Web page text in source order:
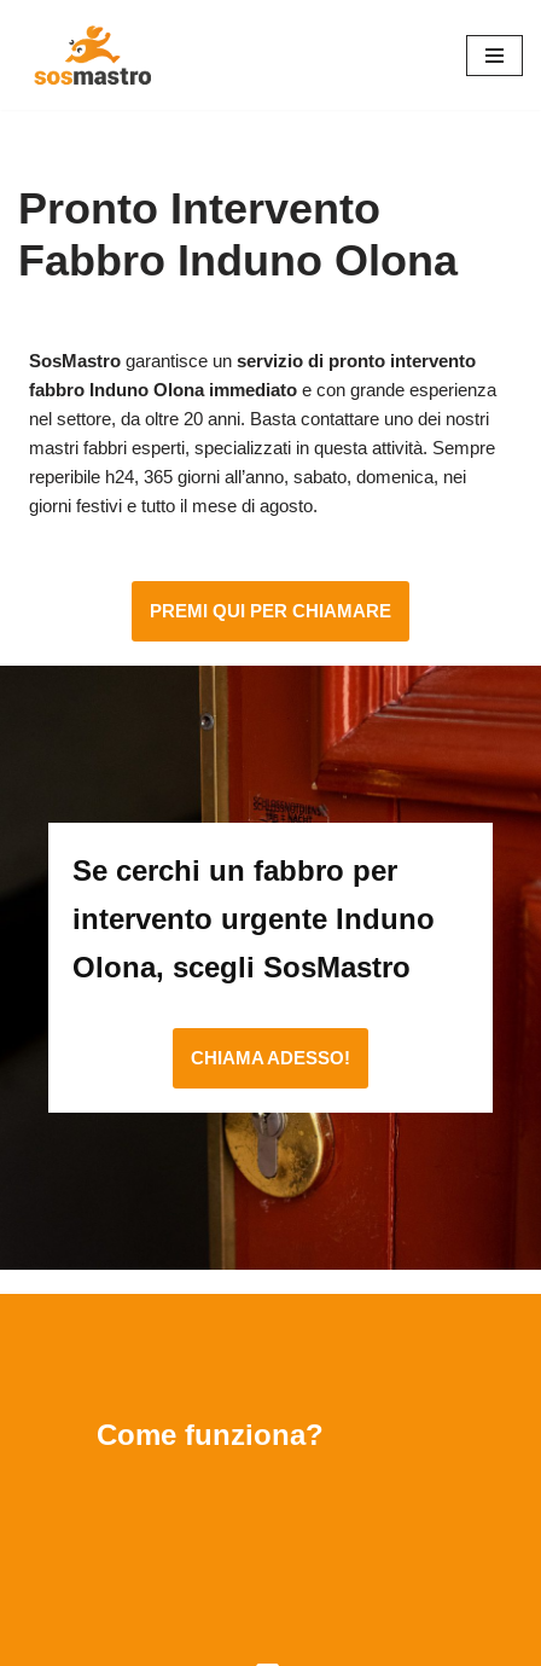
Pronto Intervento
Fabbro Induno Olona
SosMastro garantisce unservizio di pronto intervento
fabbro Induno Olona immediato e con grande esperienza
nel settore, da oltre 20 anni. Basta contattare uno dei nostri
mastri fabbri esperti, specializzati in questa attività. Sempre
reperibile h24, 365 giorni all’anno, sabato, domenica, nei
giorni festivi e tutto il mese di agosto.
PREMI QUI PER CHIAMARE
Se cerchi un fabbro per
intervento urgente Induno
Olona, scegli SosMastro
CHIAMA ADESSO!
Come funziona?